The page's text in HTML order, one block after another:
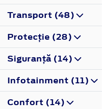
Transport (48)
Protecţie (28)
Siguranţă (14)
Infotainment (11)
Confort (14)